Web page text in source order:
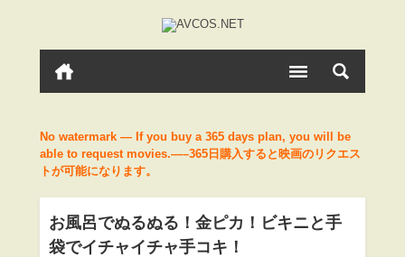
No watermark — If you buy a 365 days plan, you will be
able to request movies.—–365日購入すると映画のリクエス
トが可能になります。
お風呂でぬるぬる！金ピカ！ビキニと手
袋でイチャイチャ手コキ！